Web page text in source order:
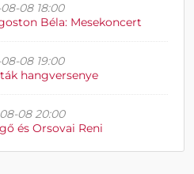
08 18:00
Béla: Mesekoncert
08 19:00
hangversenye
08 20:00
és Orsovai Reni